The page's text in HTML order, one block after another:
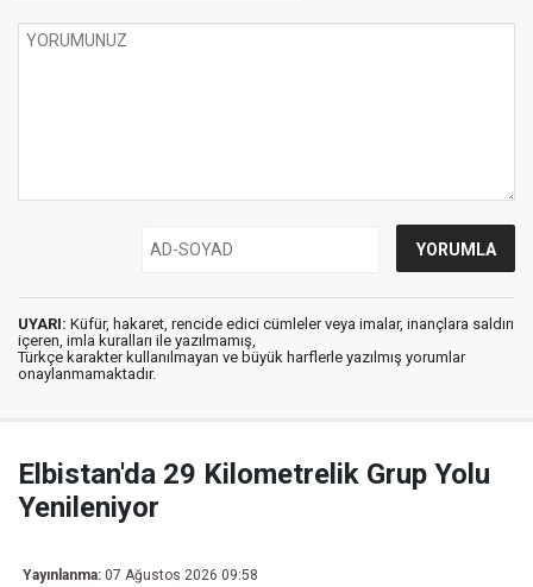
UYARI: Küfür, hakaret, rencide edici cümleler veya imalar, inançlara saldırı
içeren, imla kuralları ile yazılmamış,
Türkçe karakter kullanılmayan ve büyük harflerle yazılmış yorumlar
onaylanmamaktadır.
Elbistan'da 29 Kilometrelik Grup Yolu
Yenileniyor
Yayınlanma: 07 Ağustos 2026 09:58